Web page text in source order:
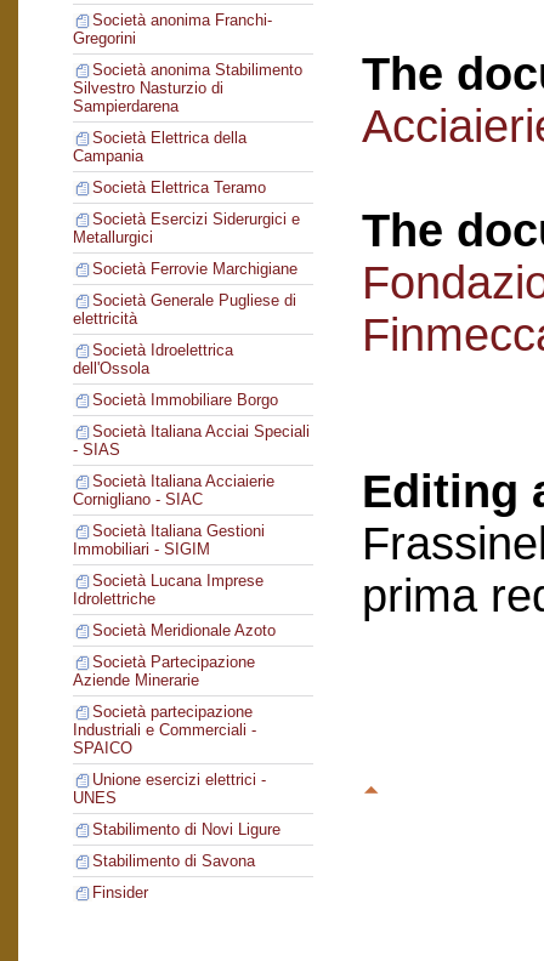
Società anonima Franchi-
Gregorini
Società anonima Stabilimento
Silvestro Nasturzio di
Sampierdarena
Società Elettrica della
Campania
Società Elettrica Teramo
Società Esercizi Siderurgici e
Metallurgici
Società Ferrovie Marchigiane
Società Generale Pugliese di
elettricità
Società Idroelettrica
dell'Ossola
Società Immobiliare Borgo
Società Italiana Acciai Speciali
- SIAS
Società Italiana Acciaierie
Cornigliano - SIAC
Società Italiana Gestioni
Immobiliari - SIGIM
Società Lucana Imprese
Idrolettriche
Società Meridionale Azoto
Società Partecipazione
Aziende Minerarie
Società partecipazione
Industriali e Commerciali -
SPAICO
Unione esercizi elettrici -
UNES
Stabilimento di Novi Ligure
Stabilimento di Savona
Finsider
The
The
Editing
prima